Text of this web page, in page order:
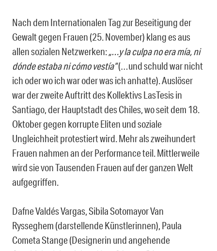
Nach dem Internationalen Tag zur Beseitigung der
Gewalt gegen Frauen (25. November) klang es aus
allen sozialen Netzwerken:„…y la culpa no era mía, ni
dónde estaba ni cómo vestía”(…und schuld war nicht
ich oder wo ich war oder was ich anhatte). Auslöser
war der zweite Auftritt des Kollektivs LasTesis in
Santiago, der Hauptstadt des Chiles, wo seit dem 18.
Oktober gegen korrupte Eliten und soziale
Ungleichheit protestiert wird. Mehr als zweihundert
Frauen nahmen an der Performance teil. Mittlerweile
wird sie von Tausenden Frauen auf der ganzen Welt
aufgegriffen.
Dafne Valdés Vargas, Sibila Sotomayor Van
Rysseghem (darstellende Künstlerinnen), Paula
Cometa Stange (Designerin und angehende